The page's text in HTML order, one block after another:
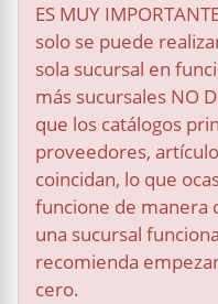
ES MUY
solo se puede
sola sucursal en
más sucursales NO
que los catálogos
proveedores,
coincidan, lo que
funcione de manera
una sucursal
recomienda
cero.